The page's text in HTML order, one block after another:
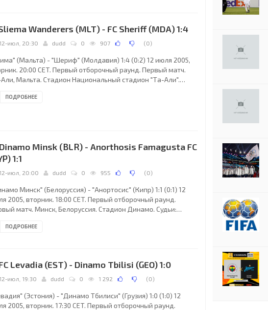
Wanderers (MLT) - FC Sheriff (MDA) 1:4
12-июл, 20:30 dudd 0 907 (0)
(Мальта) - "Шериф" (Молдавия) 1:4 (0:2) 12 июля 2005,
20:00 CET. Первый отборочный раунд. Первый матч.
Мальта. Стадион Национальный стадион "Та-Али".
Ирландия), Арнолд Хантер (Северная Ирландия).
ПОДРОБНЕЕ
Minsk (BLR) - Anorthosis Famagusta FC
1:1
12-июл, 20:00 dudd 0 955 (0)
Минск" (Белоруссия) - "Анортосис" (Кипр) 1:1 (0:1) 12
2005, вторник. 18:00 CET. Первый отборочный раунд.
матч. Минск, Белоруссия. Стадион Динамо. Судьи:
Архар (Словения). Резервный: Матьяз Бохинц
Зоубек (Петр Качуро, 58), Эду, Сергей Кисляк (Игорь
ПОДРОБНЕЕ
Levadia (EST) - Dinamo Tbilisi (GEO) 1:0
12-июл, 19:30 dudd 0 1 292 (0)
(Эстония) - "Динамо Тбилиси" (Грузия) 1:0 (1:0) 12
2005, вторник. 17:30 CET. Первый отборочный раунд.